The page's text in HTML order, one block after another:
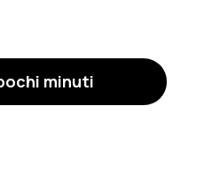
minuti